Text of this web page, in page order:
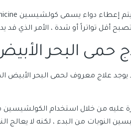
تصبح أقل تواتراً أو شدة ، الأمر
حمى البحر
عليه من خلال استخدام الكولشيسين
النوبات من البدء ، لكنه لا يعالج